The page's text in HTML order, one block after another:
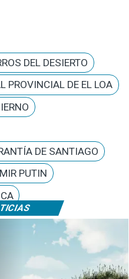
DEL DESIERTO
PROVINCIAL DE EL LOA
DE SANTIAGO
PUTIN